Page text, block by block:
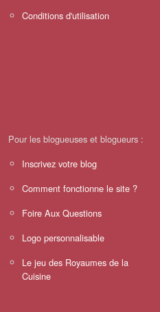
Conditions d'utilisation
Pour les blogueuses et blogueurs :
Inscrivez votre blog
Comment fonctionne le site ?
Foire Aux Questions
Logo personnalisable
Le jeu des Royaumes de la
Cuisine